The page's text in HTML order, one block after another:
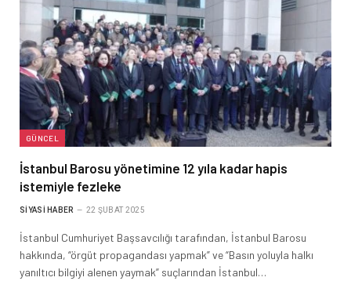
GÜNCEL
İstanbul Barosu yönetimine 12 yıla kadar hapis
istemiyle fezleke
SIYASI HABER 22 ŞUBAT 2025
İstanbul Cumhuriyet Başsavcılığı tarafından, İstanbul Barosu
hakkında, “örgüt propagandası yapmak” ve “Basın yoluyla halkı
yanıltıcı bilgiyi alenen yaymak” suçlarından İstanbul…